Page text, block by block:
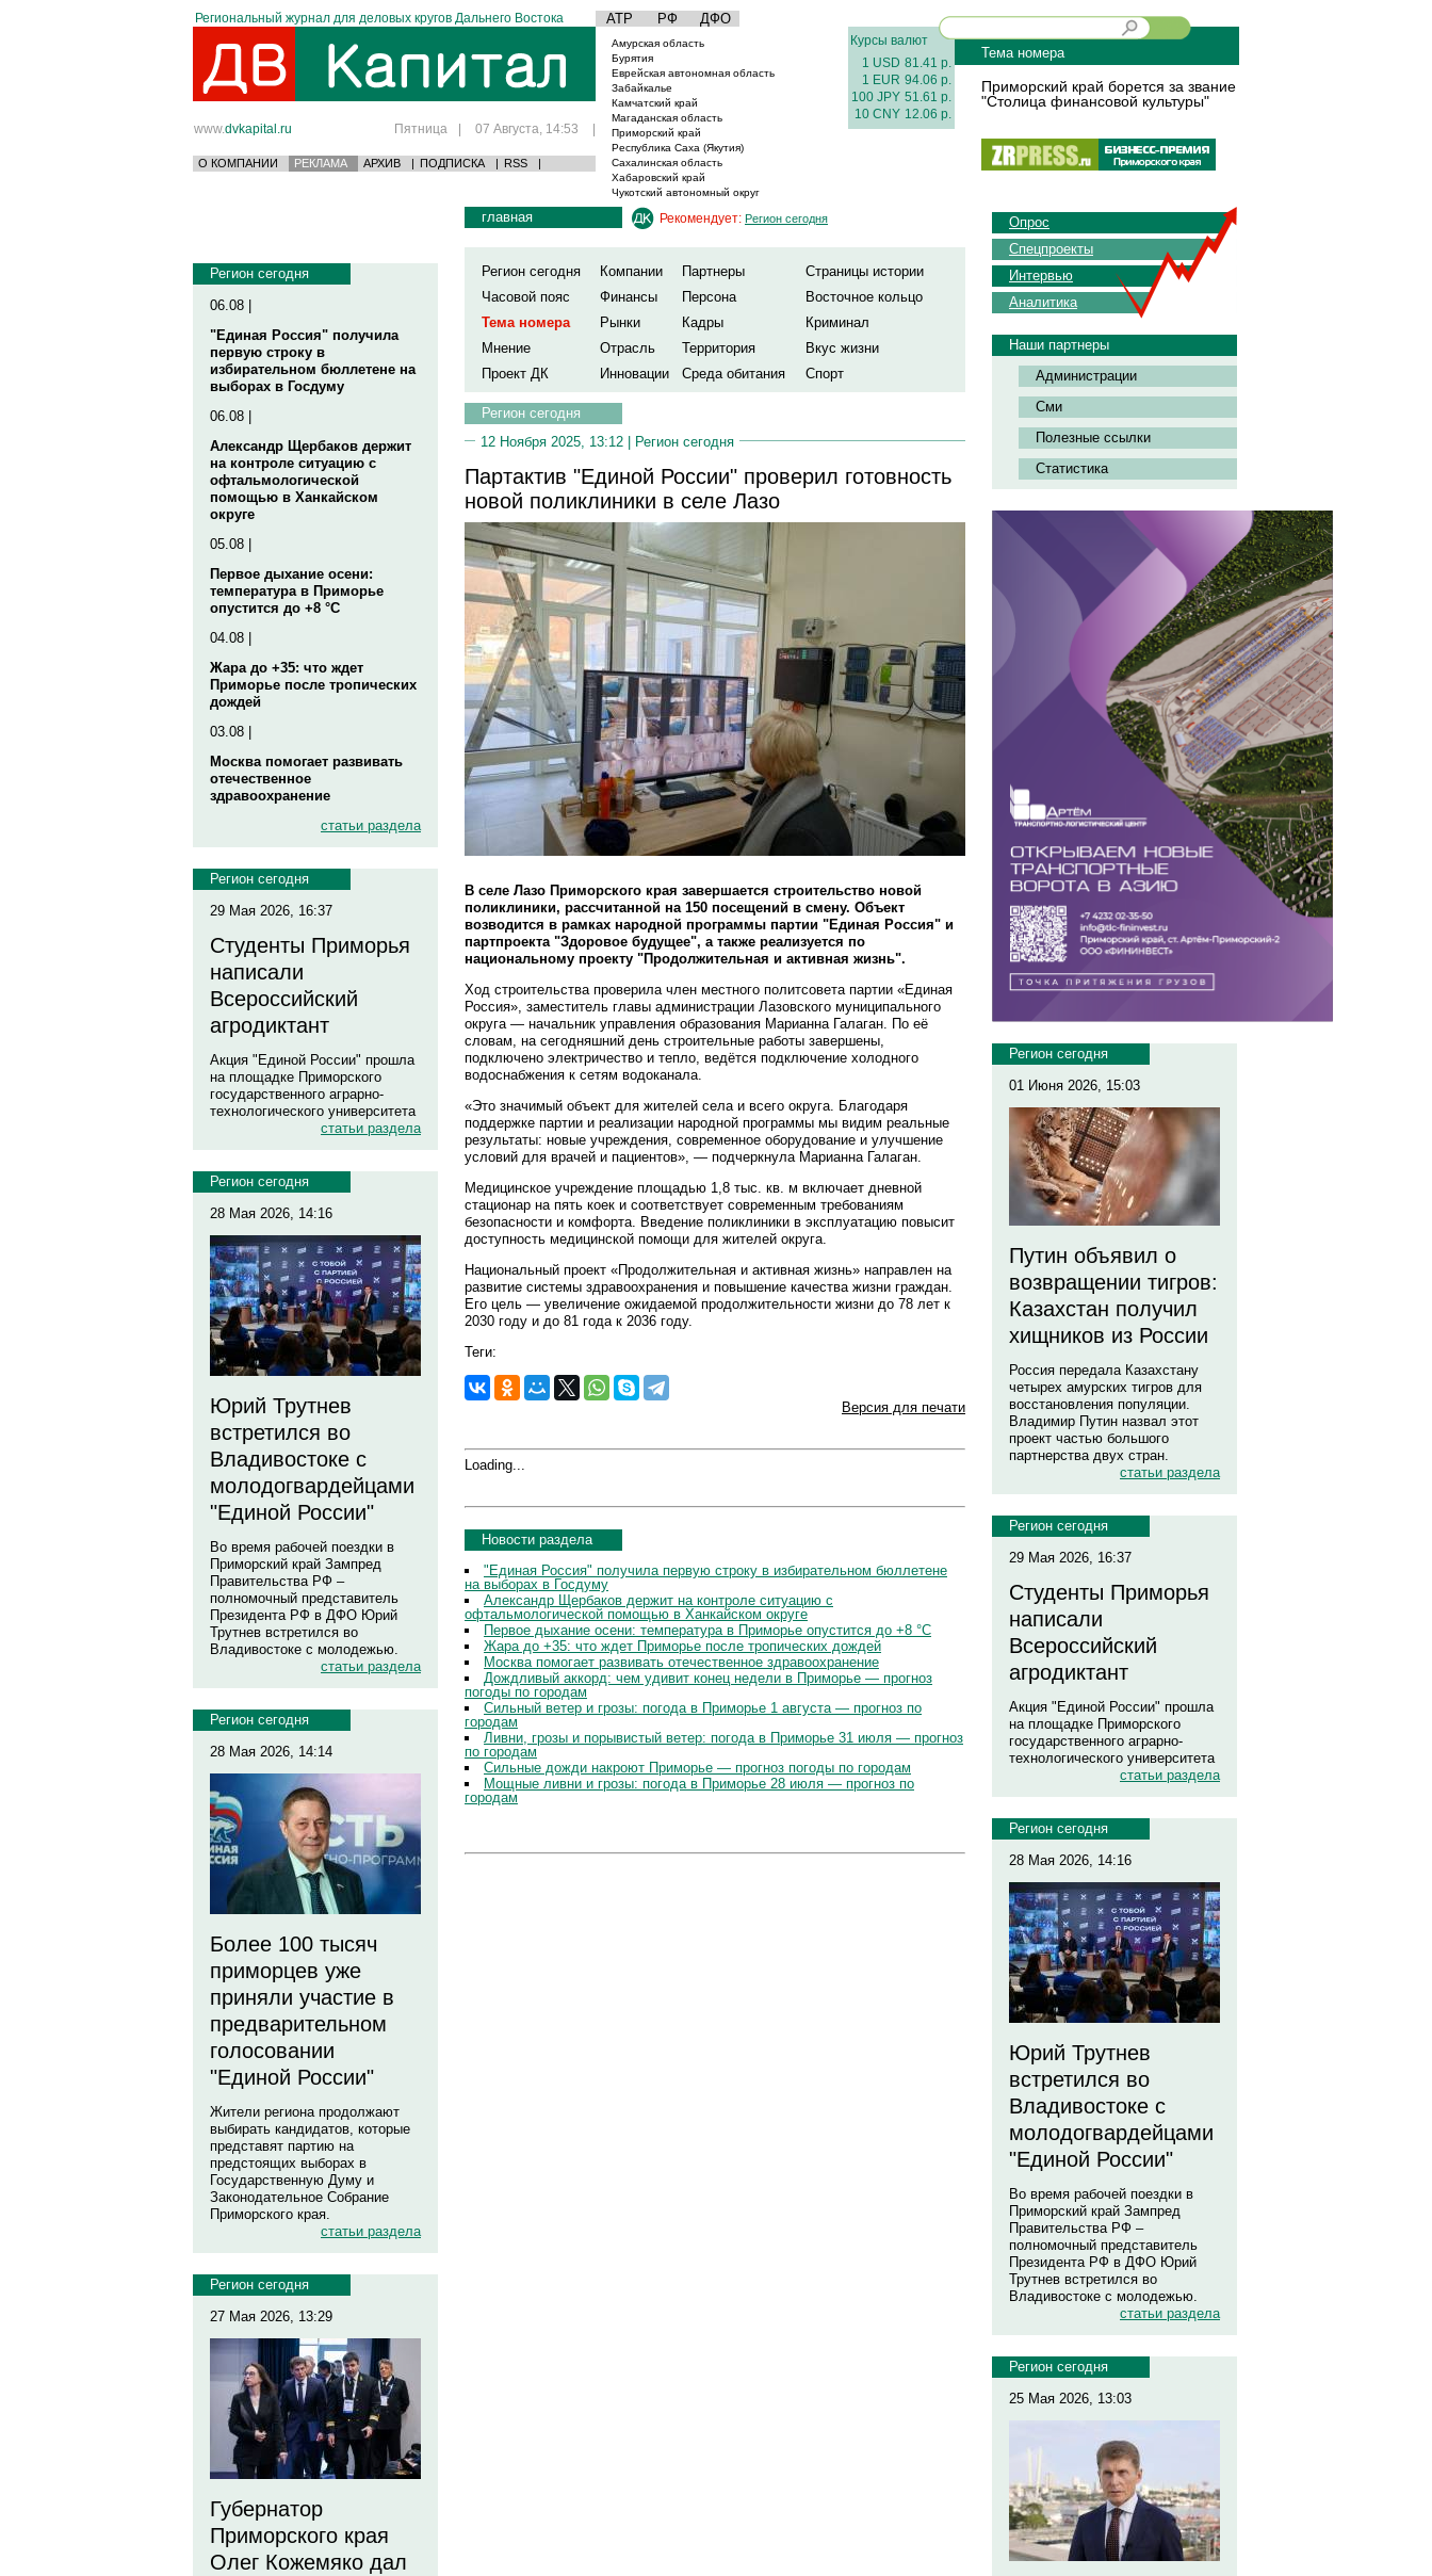
Региональный журнал для деловых кругов Дальнего Востока АТР РФ ДФО
www.dvkapital.ru Пятница | 07 Августа, 14:53 |
О КОМПАНИИ РЕКЛАМА АРХИВ | ПОДПИСКА | RSS |
Амурская область
Бурятия
Еврейская автономная область
Забайкалье
Камчатский край
Магаданская область
Приморский край
Республика Саха (Якутия)
Сахалинская область
Хабаровский край
Чукотский автономный округ
Курсы валют
1 USD 81.41 р.
1 EUR 94.06 р.
100 JPY 51.61 р.
10 CNY 12.06 р.
Тема номера
Приморский край борется за звание
"Столица финансовой культуры"
Регион сегодня
06.08 |
"Единая Россия" получила
первую строку в
избирательном бюллетене на
выборах в Госдуму
06.08 |
Александр Щербаков держит
на контроле ситуацию с
офтальмологической
помощью в Ханкайском
округе
05.08 |
Первое дыхание осени:
температура в Приморье
опустится до +8 °C
04.08 |
Жара до +35: что ждет
Приморье после тропических
дождей
03.08 |
Москва помогает развивать
отечественное
здравоохранение
статьи раздела
Регион сегодня
29 Мая 2026, 16:37
Студенты Приморья
написали
Всероссийский
агродиктант
Акция "Единой России" прошла
на площадке Приморского
государственного аграрно-
технологического университета
статьи раздела
Регион сегодня
28 Мая 2026, 14:16
Юрий Трутнев
встретился во
Владивостоке с
молодогвардейцами
"Единой России"
Во время рабочей поездки в
Приморский край Зампред
Правительства РФ –
полномочный представитель
Президента РФ в ДФО Юрий
Трутнев встретился во
Владивостоке с молодежью.
статьи раздела
Регион сегодня
28 Мая 2026, 14:14
Более 100 тысяч
приморцев уже
приняли участие в
предварительном
голосовании
"Единой России"
Жители региона продолжают
выбирать кандидатов, которые
представят партию на
предстоящих выборах в
Государственную Думу и
Законодательное Собрание
Приморского края.
статьи раздела
Регион сегодня
27 Мая 2026, 13:29
Губернатор
Приморского края
Олег Кожемяко дал
главная Рекомендует: Регион сегодня
Регион сегодня Компании Партнеры
Страницы истории
Часовой пояс
Финансы Персона
Восточное кольцо
Тема номера
Рынки Кадры
Криминал
Мнение
Отрасль Территория
Вкус жизни
Проект ДК
Инновации Среда обитания Спорт
Регион сегодня
12 Ноября 2025, 13:12 | Регион сегодня
Партактив "Единой России" проверил готовность
новой поликлиники в селе Лазо
В селе Лазо Приморского края завершается строительство новой
поликлиники, рассчитанной на 150 посещений в смену. Объект
возводится в рамках народной программы партии "Единая Россия" и
партпроекта "Здоровое будущее", а также реализуется по
национальному проекту "Продолжительная и активная жизнь".
Ход строительства проверила член местного политсовета партии «Единая
Россия», заместитель главы администрации Лазовского муниципального
округа — начальник управления образования Марианна Галаган. По её
словам, на сегодняшний день строительные работы завершены,
подключено электричество и тепло, ведётся подключение холодного
водоснабжения к сетям водоканала.
«Это значимый объект для жителей села и всего округа. Благодаря
поддержке партии и реализации народной программы мы видим реальные
результаты: новые учреждения, современное оборудование и улучшение
условий для врачей и пациентов», — подчеркнула Марианна Галаган.
Медицинское учреждение площадью 1,8 тыс. кв. м включает дневной
стационар на пять коек и соответствует современным требованиям
безопасности и комфорта. Введение поликлиники в эксплуатацию повысит
доступность медицинской помощи для жителей округа.
Национальный проект «Продолжительная и активная жизнь» направлен на
развитие системы здравоохранения и повышение качества жизни граждан.
Его цель — увеличение ожидаемой продолжительности жизни до 78 лет к
2030 году и до 81 года к 2036 году.
Теги:
Версия для печати
Loading...
Новости раздела
"Единая Россия" получила первую строку в избирательном бюллетене
на выборах в Госдуму
Александр Щербаков держит на контроле ситуацию с
офтальмологической помощью в Ханкайском округе
Первое дыхание осени: температура в Приморье опустится до +8 °C
Жара до +35: что ждет Приморье после тропических дождей
Москва помогает развивать отечественное здравоохранение
Дождливый аккорд: чем удивит конец недели в Приморье — прогноз
погоды по городам
Сильный ветер и грозы: погода в Приморье 1 августа — прогноз по
городам
Ливни, грозы и порывистый ветер: погода в Приморье 31 июля — прогноз
по городам
Сильные дожди накроют Приморье — прогноз погоды по городам
Мощные ливни и грозы: погода в Приморье 28 июля — прогноз по
городам
Опрос
Спецпроекты
Интервью
Аналитика
Наши партнеры
Администрации
Сми
Полезные ссылки
Статистика
Регион сегодня
01 Июня 2026, 15:03
Путин объявил о
возвращении тигров:
Казахстан получил
хищников из России
Россия передала Казахстану
четырех амурских тигров для
восстановления популяции.
Владимир Путин назвал этот
проект частью большого
партнерства двух стран.
статьи раздела
Регион сегодня
29 Мая 2026, 16:37
Студенты Приморья
написали
Всероссийский
агродиктант
Акция "Единой России" прошла
на площадке Приморского
государственного аграрно-
технологического университета
статьи раздела
Регион сегодня
28 Мая 2026, 14:16
Юрий Трутнев
встретился во
Владивостоке с
молодогвардейцами
"Единой России"
Во время рабочей поездки в
Приморский край Зампред
Правительства РФ –
полномочный представитель
Президента РФ в ДФО Юрий
Трутнев встретился во
Владивостоке с молодежью.
статьи раздела
Регион сегодня
25 Мая 2026, 13:03